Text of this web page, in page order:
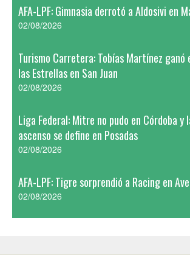
AFA-LPF: Gimnasia derrotó a Aldosivi en
02/08/2026
Turismo Carretera: Tobías Martínez ganó
las Estrellas en San Juan
02/08/2026
Liga Federal: Mitre no pudo en Córdoba y
ascenso se define en Posadas
02/08/2026
AFA-LPF: Tigre sorprendió a Racing en
02/08/2026